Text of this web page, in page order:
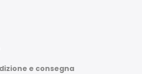
e consegna